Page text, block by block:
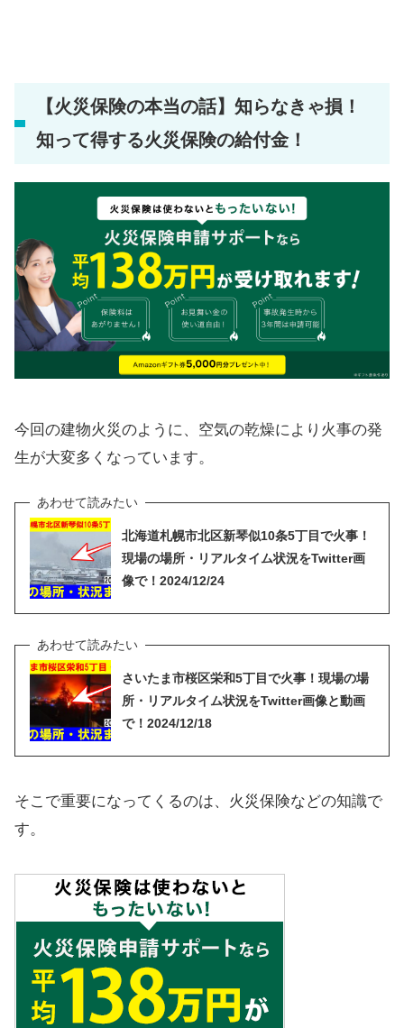
【火災保険の本当の話】知らなきゃ損！
知って得する火災保険の給付金！
今回の建物火災のように、空気の乾燥により火事の発
生が大変多くなっています。
北海道札幌市北区新琴似10条5丁目で火事！
現場の場所・リアルタイム状況をTwitter画
像で！2024/12/24
さいたま市桜区栄和5丁目で火事！現場の場
所・リアルタイム状況をTwitter画像と動画
で！2024/12/18
そこで重要になってくるのは、火災保険などの知識で
す。